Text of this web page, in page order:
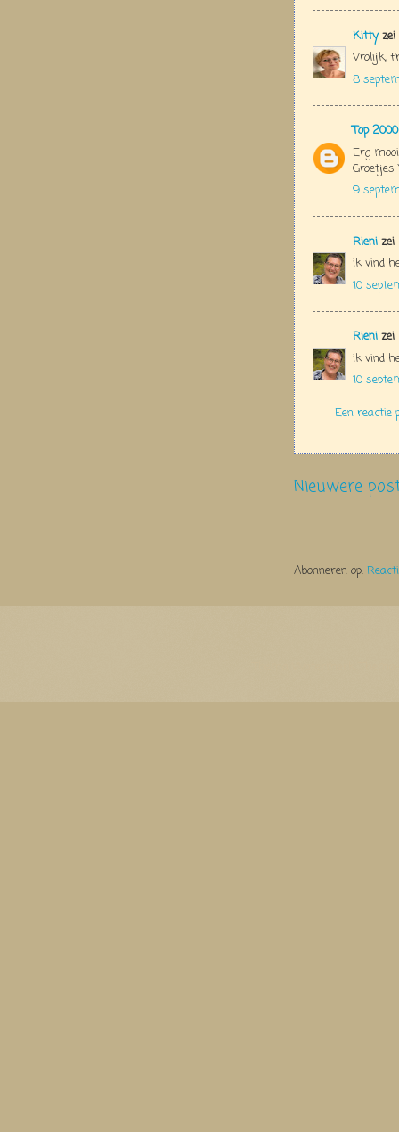
Kittyzei
Vrolijk,
8
Top
Erg
Groetjes
9
Rieni zei
ik vind
10
Rieni zei
ik vind
10
Een reactie
Nieuwere
Abonneren op: